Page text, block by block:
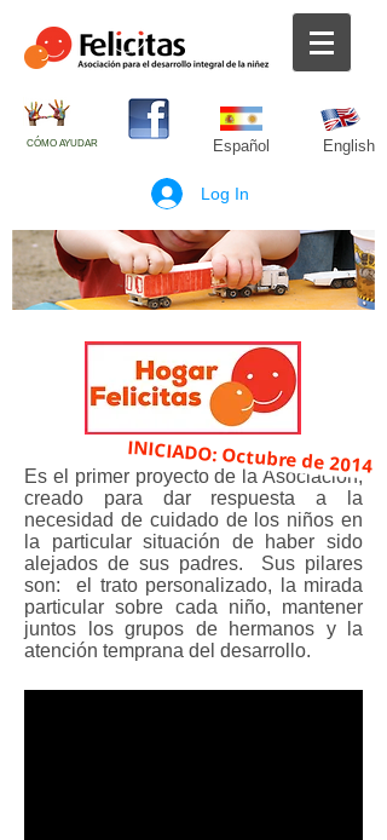
CÓMO AYUDAR Español English
Log In
Es el primer proyecto de la Asociación,
creado para dar respuesta a la
necesidad de cuidado de los niños en
la particular situación de haber sido
alejados de sus padres. Sus pilares
son: el trato personalizado, la mirada
particular sobre cada niño, mantener
juntos los grupos de hermanos y la
atención temprana del desarrollo.
INICIADO: Octubre de 2014